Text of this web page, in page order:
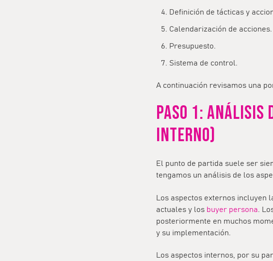
Definición de tácticas y
Calendarización de acciones.
Presupuesto.
Sistema de control.
A continuación revisamos una
PASO 1: ANÁLISIS
INTERNO)
El punto de partida suele ser
tengamos un análisis de los
Los aspectos externos
actuales y los buyer persona.
posteriormente en muchos
y su implementación.
Los aspectos internos, por su